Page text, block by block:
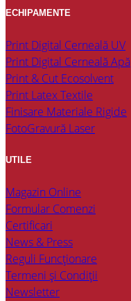
ECHIPAMENTE
Print Digital Cerneală UV
Print Digital Cerneală Apă
Print & Cut Ecosolvent
Print Latex Textile
Finisare Materiale Rigide
FotoGravură Laser
UTILE
Magazin Online
Formular Comenzi
Certificari
News & Press
Reguli Funcționare
Termeni și Condiții
Newsletter